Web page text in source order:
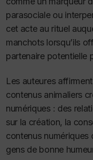
parasociale ou
cet acte au rituel
manchots lorsqu’ils
partenaire potentielle
Les auteures
contenus animaliers
numériques : des
sur la création, la
contenus numériques
gens de bonne